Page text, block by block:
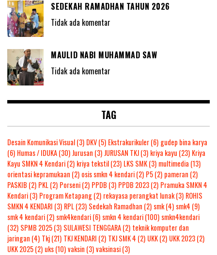
SEDEKAH RAMADHAN TAHUN 2026
Tidak ada komentar
MAULID NABI MUHAMMAD SAW
Tidak ada komentar
TAG
Desain Komunikasi Visual(3) DKV(5) Ekstrakurikuler(6) gudep bina karya
(6) Humas / IDUKA(30)Jurusan (3)JURUSAN TKJ(3) kriya kayu (23) Kriya
Kayu SMKN 4 Kendari(2) kriya tekstil(23) LKS SMK(3) multimedia (13)
orientasi kepramukaan (2) osis smkn 4 kendari(2) P5(2) pameran (2)
PASKIB (2) PKL(2) Porseni(2) PPDB (3) PPDB 2023(2) Pramuka SMKN 4
Kendari(3) Program Ketapang(2) rekayasa perangkat lunak(3) ROHIS
SMKN 4 KENDARI (3) RPL(23) Sedekah Ramadhan (2) smk(4) smk4 (9)
smk 4 kendari(2) smk4kendari(6) smkn 4 kendari(100) smkn4kendari
(32) SPMB 2025(3) SULAWESI TENGGARA(2) teknik komputer dan
jaringan (4) Tkj(21) TKJ KENDARI (2) TKJ SMK 4 (2) UKK(2) UKK 2023(2)
UKK 2025(2) uks(10)vaksin (3)vaksinasi(3)